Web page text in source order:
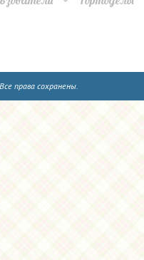
права сохранены.